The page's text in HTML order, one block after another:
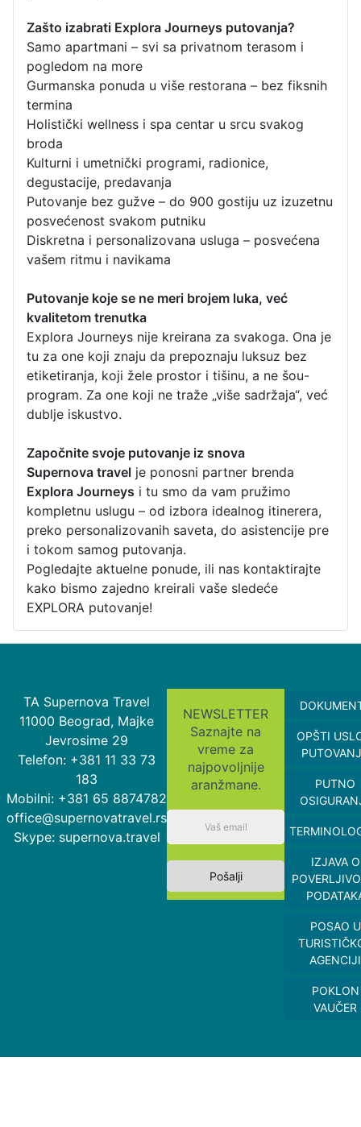
Zašto izabrati Explora Journeys putovanja?
Samo apartmani – svi sa privatnom terasom i
pogledom na more
Gurmanska ponuda u više restorana – bez fiksnih
termina
Holistički wellness i spa centar u srcu svakog
broda
Kulturni i umetnički programi, radionice,
degustacije, predavanja
Putovanje bez gužve – do 900 gostiju uz izuzetnu
posvećenost svakom putniku
Diskretna i personalizovana usluga – posvećena
vašem ritmu i navikama
Putovanje koje se ne meri brojem luka, već
kvalitetom trenutka
Explora Journeys nije kreirana za svakoga. Ona je
tu za one koji znaju da prepoznaju luksuz bez
etiketiranja, koji žele prostor i tišinu, a ne šou-
program. Za one koji ne traže „više sadržaja“, već
dublje iskustvo.
Započnite svoje putovanje iz snova
Supernova travel je ponosni partner brenda
Explora Journeys i tu smo da vam pružimo
kompletnu uslugu – od izbora idealnog itinerera,
preko personalizovanih saveta, do asistencije pre
i tokom samog putovanja.
Pogledajte aktuelne ponude, ili nas kontaktirajte
kako bismo zajedno kreirali vaše sledeće
EXPLORA putovanje!
TA Supernova Travel
11000 Beograd, Majke
Jevrosime 29
Telefon: +381 11 33 73
183
Mobilni: +381 65 8874782
office@supernovatravel.rs
Skype: supernova.travel
NEWSLETTER
Saznajte na
vreme za
najpovoljnije
aranžmane.
Pošalji
OPŠTI
PUTNO
IZJAVA O
POSAO U
AGENCIJI
POKLON
VAUČER